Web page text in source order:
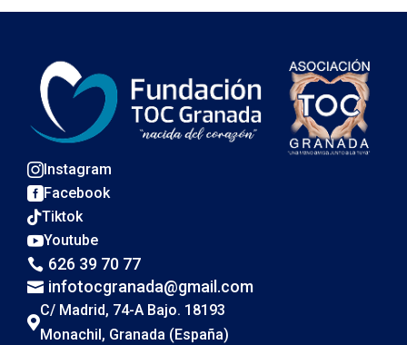
Instagram
Facebook
Tiktok
Youtube
 626 39 70 77
 infotocgranada@gmail.com

C/ Madrid, 74-A Bajo. 18193
Monachil, Granada (España)